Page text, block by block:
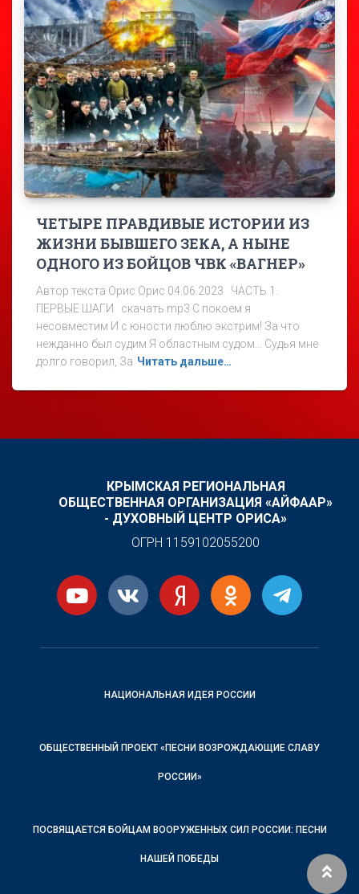
ЧЕТЫРЕ ПРАВДИВЫЕ ИСТОРИИ ИЗ
ЖИЗНИ БЫВШЕГО ЗЕКА, А НЫНЕ
ОДНОГО ИЗ БОЙЦОВ ЧВК «ВАГНЕР»
Автор текста Орис Орис 04.06.2023 ЧАСТЬ 1.
ПЕРВЫЕ ШАГИ скачать mp3 С покоем я
несовместим И с юности люблю экстрим! За что
нежданно был судим Я областным судом… Судья мне
долго говорил, За Читать дальше…
КРЫМСКАЯ РЕГИОНАЛЬНАЯ
ОБЩЕСТВЕННАЯ ОРГАНИЗАЦИЯ «АЙФААР»
- ДУХОВНЫЙ ЦЕНТР ОРИСА»
ОГРН 1159102055200
НАЦИОНАЛЬНАЯ ИДЕЯ РОССИИ
ОБЩЕСТВЕННЫЙ ПРОЕКТ «ПЕСНИ ВОЗРОЖДАЮЩИЕ СЛАВУ
РОССИИ»
ПОСВЯЩАЕТСЯ БОЙЦАМ ВООРУЖЕННЫХ СИЛ РОССИИ: ПЕСНИ
НАШЕЙ ПОБЕДЫ